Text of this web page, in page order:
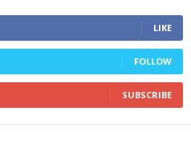
LIKE
FOLLOW
SUBSCRIBE